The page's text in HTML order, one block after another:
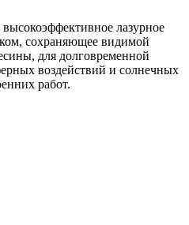
лазурное
сохраняющее видимой
для долговременной
воздействий и солнечных
работ.